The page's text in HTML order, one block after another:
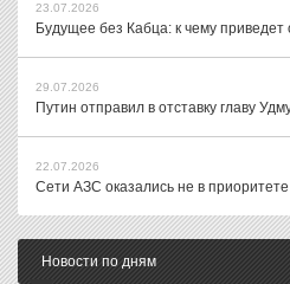
23.07.2026
Будущее без Кабца: к чему приведет
29.07.2026
Путин отправил в отставку главу
22.07.2026
Сети АЗС оказались не в приоритете
Новости по дням